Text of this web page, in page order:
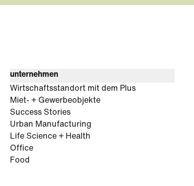
unternehmen
Wirtschaftsstandort mit dem Plus
Miet- + Gewerbeobjekte
Success Stories
Urban Manufacturing
Life Science + Health
Office
Food